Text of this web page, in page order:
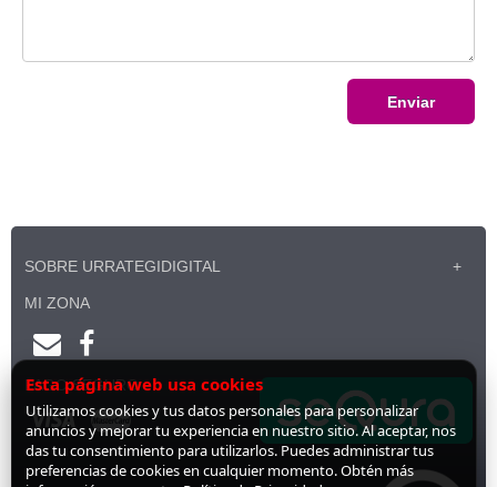
Enviar
SOBRE URRATEGIDIGITAL
MI ZONA
PAGO SEGURO
Esta página web usa cookies
Utilizamos cookies y tus datos personales para personalizar
anuncios y mejorar tu experiencia en nuestro sitio. Al aceptar, nos
das tu consentimiento para utilizarlos. Puedes administrar tus
preferencias de cookies en cualquier momento. Obtén más